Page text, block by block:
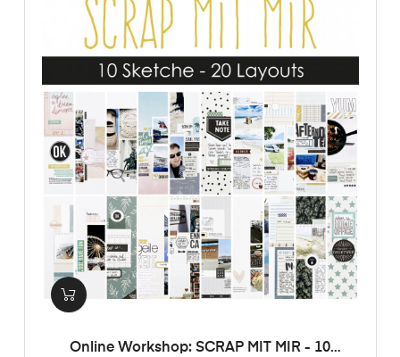
Online Workshop: SCRAP MIT MIR - 10